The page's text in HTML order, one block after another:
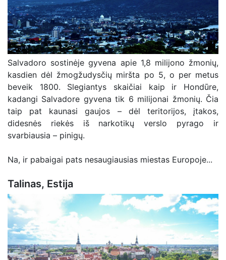
Salvadoro sostinėje gyvena apie 1,8 milijono žmonių,
kasdien dėl žmogžudysčių miršta po 5, o per metus
beveik 1800. Slegiantys skaičiai kaip ir Hondūre,
kadangi Salvadore gyvena tik 6 milijonai žmonių. Čia
taip pat kaunasi gaujos – dėl teritorijos, įtakos,
didesnės riekės iš narkotikų verslo pyrago ir
svarbiausia – pinigų.
Na, ir pabaigai pats nesaugiausias miestas Europoje...
Talinas, Estija